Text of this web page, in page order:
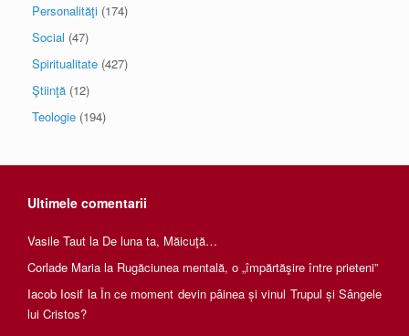
Personalităţi (174)
Social (47)
Spiritualitate (427)
Ştiinţă (12)
Teologie (194)
Ultimele comentarii
Vasile Taut la De luna ta, Măicuţă…
Corlade Maria la Rugăciunea mentală, o „împărtăşire între prieteni”
Iacob Iosif la În ce moment devin pâinea și vinul Trupul și Sângele
lui Cristos?